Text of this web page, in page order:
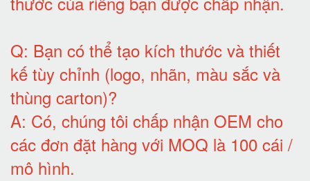
Q: Bạn có thể tạo kích thước và thiết
kế tùy chỉnh (logo, nhãn, màu sắc và
thùng carton)?
A: Có, chúng tôi chấp nhận OEM cho
các đơn đặt hàng với MOQ là 100 cái /
mô hình.